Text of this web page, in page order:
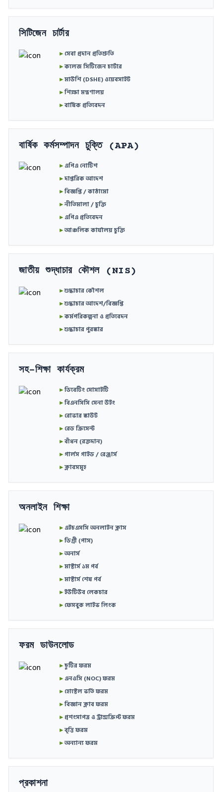
সিটিজেন চার্টার
►সেবা প্রদান প্রতিশ্রুতি
►কলেজ সিটিজেন চার্টার
►মাউশি (DSHE) ওয়েবসাইট
►শিক্ষা মন্ত্রণালয়
►বার্ষিক প্রতিবেদন
বার্ষিক কর্মসম্পাদন চুক্তি (APA)
►এপিএ নোটিশ
►দাপ্তরিক আদেশ
►বিজ্ঞপ্তি / কাঠামো
►নীতিমালা / চুক্তি
►এপিএ প্রতিবেদন
►আঞ্চলিক কার্যালয় চুক্তি
জাতীয় শুদ্ধাচার কৌশল (NIS)
►শুদ্ধাচার কৌশল
►শুদ্ধাচার আদেশ/বিজ্ঞপ্তি
►কর্মপরিকল্পনা ও প্রতিবেদন
►শুদ্ধাচার পুরস্কার
সহ-শিক্ষা কার্যক্রম
►ডিবেটিং সোসাইটি
►বিএনসিসি সেনা উইং
►রোভার স্কাউট
►রেড ক্রিসেন্ট
►বাঁধন (রক্তদান)
►গার্লস গাইড / রেঞ্জার্স
►ক্লাবসমূহ
অনলাইন শিক্ষা
►এইচএসসি অনলাইন ক্লাস
►ডিগ্রী (পাস)
►অনার্স
►মাস্টার্স ১ম পর্ব
►মাস্টার্স শেষ পর্ব
►ইউটিউব লেকচার
►ফেসবুক লাইভ লিংক
ফরম ডাউনলোড
►ছুটির ফরম
►এনওসি (NOC) ফরম
►হোস্টেল ভর্তি ফরম
►বিজ্ঞান ক্লাব ফরম
►প্রশংসাপত্র ও ট্রান্সক্রিপ্ট ফরম
►বৃত্তি ফরম
►অন্যান্য ফরম
প্রকাশনা